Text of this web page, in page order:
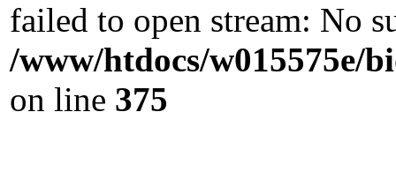
failed to open stream: No
/www/htdocs/w015575e/
on line 375